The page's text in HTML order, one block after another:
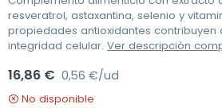
resveratrol, astaxantina, selenio y
propiedades antioxidantes contribuyen
integridad celular. Ver descripción
16,86 € 0,56 €/ud
No disponible